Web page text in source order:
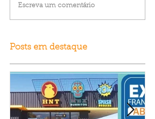
Escreva um comentário
Posts em destaque